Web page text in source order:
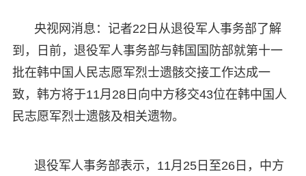
央视网消息：记者22日从退役军人事务部了解
到，日前，退役军人事务部与韩国国防部就第十一
批在韩中国人民志愿军烈士遗骸交接工作达成一
致，韩方将于11月28日向中方移交43位在韩中国人
民志愿军烈士遗骸及相关遗物。
退役军人事务部表示，11月25日至26日，中方